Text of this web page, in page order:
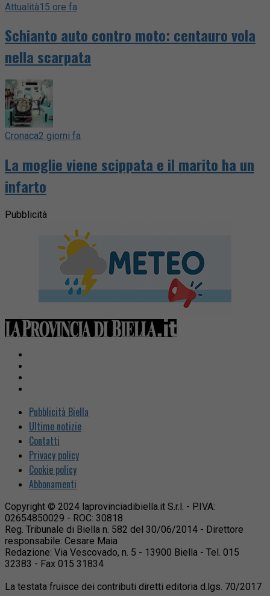
Attualità15 ore fa
Schianto auto contro moto: centauro vola
nella scarpata
Cronaca2 giorni fa
La moglie viene scippata e il marito ha un
infarto
Pubblicità
Pubblicità Biella
Ultime notizie
Contatti
Privacy policy
Cookie policy
Abbonamenti
Copyright © 2024 laprovinciadibiella.it S.r.l. - P.IVA:
02654850029 - ROC: 30818
Reg. Tribunale di Biella n. 582 del 30/06/2014 - Direttore
responsabile: Cesare Maia
Redazione: Via Vescovado, n. 5 - 13900 Biella - Tel. 015
32383 - Fax 015 31834
La testata fruisce dei contributi diretti editoria d.lgs. 70/2017